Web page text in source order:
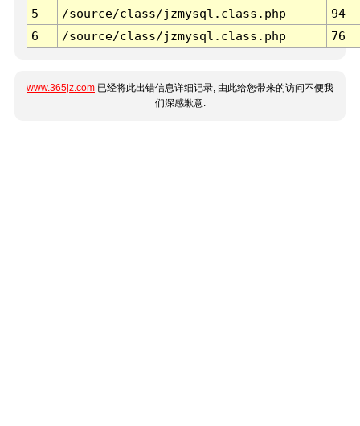
5
/source/class/jzmysql.class.php
94
6
/source/class/jzmysql.class.php 76
www.365jz.com 已经将此出错信息详细记录, 由此给您带来的访问不便我
们深感歉意.